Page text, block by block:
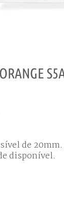
de
disponível.